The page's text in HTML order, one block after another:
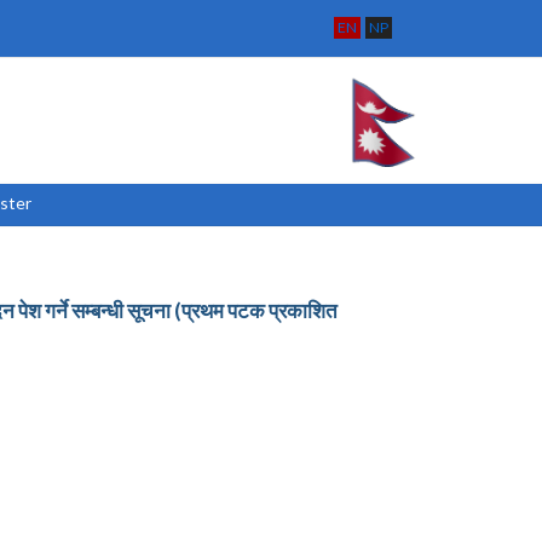
EN NP
पेश गर्ने सम्बन्धी सूचना (प्रथम पटक प्रकाशित